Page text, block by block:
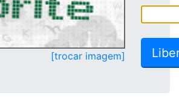
[trocar imagem]